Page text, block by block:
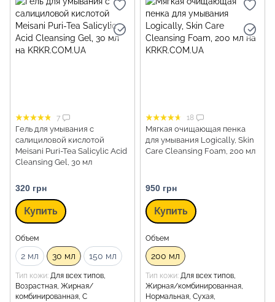
7
Гель для умывания с
салициловой кислотой
Meisani Puri-Tea Salicylic Acid
Cleansing Gel, 30 мл
320 грн
Купить
Объем
2 мл 30 мл 150 мл
Тип кожи Для всех типов,
Возрастная, Жирная/
комбинированная, С
18
Мягкая очищающая пенка
для умывания Logically, Skin
Care Cleansing Foam, 200 мл
950 грн
Купить
Объем
200 мл
Тип кожи Для всех типов,
Жирная/комбинированная,
Нормальная, Сухая,